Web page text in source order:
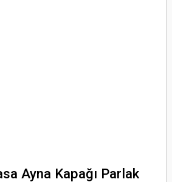
Ayna Kapağı Parlak